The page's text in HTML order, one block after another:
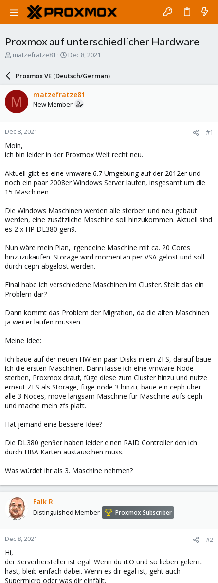
Proxmox auf unterschiedlicher Hardware
T
a
d
s
t
a
r
t
e
r
matzefratze81
S
a
r
d
a
e
Dec 8, 2021
Proxmox VE (Deutsch/German)
M matzefratze81
New Member
Dec 8, 2021 #1
Moin,
ich bin leider in der Proxmox Welt recht neu.
Aktuell gibt es eine vmware 6.7 Umgebung auf der 2012er und
noch ein paar 2008er Windows Server laufen, insgesamt um die
15 Maschinen.
Die Windows Maschinen werden alle sterben und neu gebaut
werden, eine zusätzliche Maschine soll hinzukommen. Aktuell sind
es 2 x HP DL380 gen9.
Nun wäre mein Plan, irgendeine Maschine mit ca. 20 Cores
hinzuzukaufen. Storage wird momentan per VSA gelöst und soll
durch ceph abgelöst werden.
Final habe ich verschiedene Maschinen im Cluster. Stellt das ein
Problem dar?
Dann kommt das Problem der Migration, da die alten Maschinen
ja weiter laufen müssen.
Meine Idee:
Ich baue auf der neuen HW ein paar Disks in ein ZFS, darauf baue
ich die ersten Maschinen. Dann lasse ich eine vmware Node
sterben, Proxmox drauf, füge diese zum Cluster hinzu und nutze
erneut ZFS als Storage, füge node 3 hinzu, baue ein ceph über
alle 3 Nodes, move langsam Maschine für Maschine aufs ceph
und mache mein zfs platt.
Hat jemand eine bessere Idee?
Die DL380 gen9er haben leider einen RAID Controller den ich
durch HBA Karten austauschen muss.
Was würdet ihr als 3. Maschine nehmen?
Falk R.
Distinguished Member Proxmox Subscriber
Dec 8, 2021 #2
Hi,
der Serverhersteller ist egal. Wenn du iLO und so lieben gelernt
hast, bleib einfach dabei. Wenn es dir egal ist, geht auch
Supermicro oder was dir einfällt.